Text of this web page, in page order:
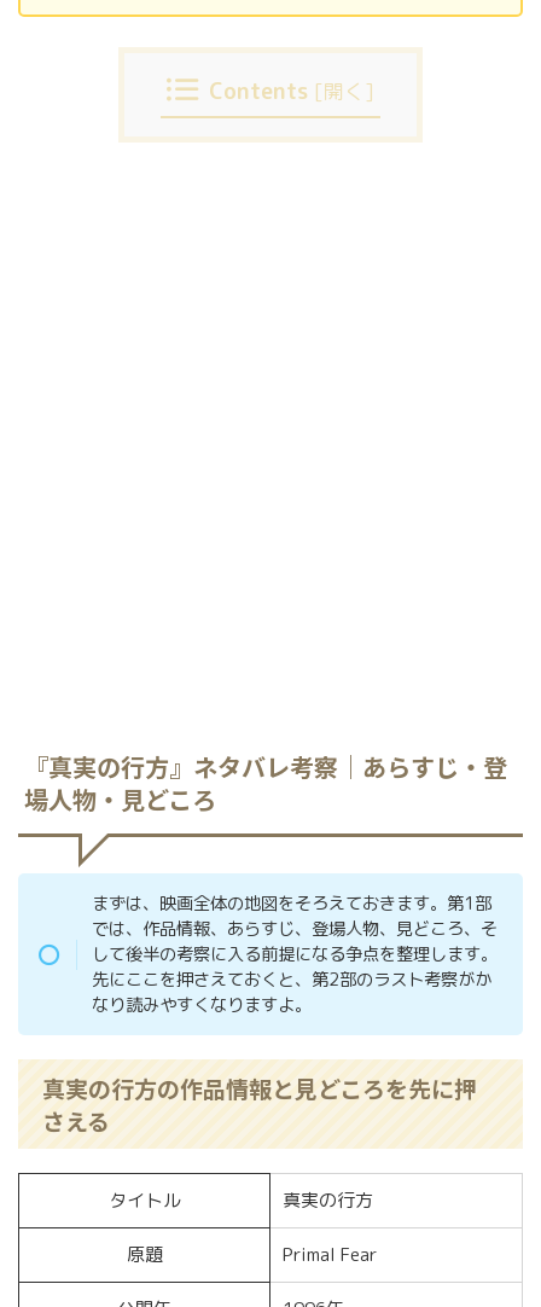
Contents [開く ]
『真実の行方』ネタバレ考察｜あらすじ・登
場人物・見どころ
まずは、映画全体の地図をそろえておきます。第1部
では、作品情報、あらすじ、登場人物、見どころ、そ
して後半の考察に入る前提になる争点を整理します。
先にここを押さえておくと、第2部のラスト考察がか
なり読みやすくなりますよ。
真実の行方の作品情報と見どころを先に押
さえる
タイトル 真実の行方
原題 Primal Fear